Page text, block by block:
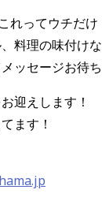
れってウチだけ
料理の味付けな
ッセージお待
迎えします！
ます！